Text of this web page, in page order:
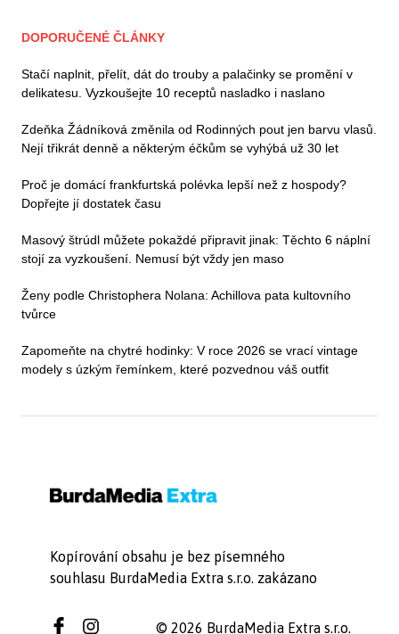
DOPORUČENÉ ČLÁNKY
Stačí naplnit, přelít, dát do trouby a palačinky se promění v
delikatesu. Vyzkoušejte 10 receptů nasladko i naslano
Zdeňka Žádníková změnila od Rodinných pout jen barvu vlasů.
Nejí třikrát denně a některým éčkům se vyhýbá už 30 let
Proč je domácí frankfurtská polévka lepší než z hospody?
Dopřejte jí dostatek času
Masový štrúdl můžete pokaždé připravit jinak: Těchto 6 náplní
stojí za vyzkoušení. Nemusí být vždy jen maso
Ženy podle Christophera Nolana: Achillova pata kultovního
tvůrce
Zapomeňte na chytré hodinky: V roce 2026 se vrací vintage
modely s úzkým řemínkem, které pozvednou váš outfit
Kopírování obsahu je bez písemného
souhlasu BurdaMedia Extra s.r.o. zakázano
© 2026 BurdaMedia Extra s.r.o.